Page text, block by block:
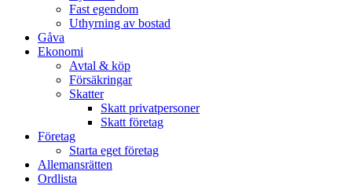
Fast egendom
Uthyrning av bostad
Gåva
Ekonomi
Avtal & köp
Försäkringar
Skatter
Skatt privatpersoner
Skatt företag
Företag
Starta eget företag
Allemansrätten
Ordlista